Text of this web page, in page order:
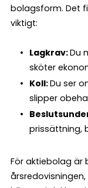
bolagsform. Det
viktigt:
Lagkrav:Du
sköter
Koll:Du ser
slipper
prissättning,
För aktiebolag är